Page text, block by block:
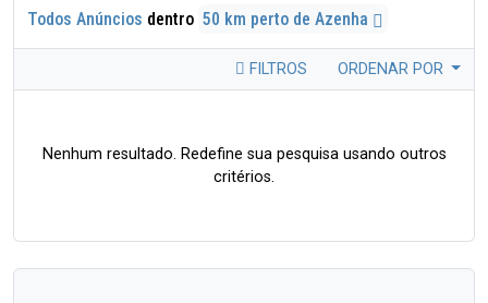
Todos Anúncios dentro 50 km perto de Azenha
FILTROS ORDENAR POR
Nenhum resultado. Redefine sua pesquisa usando outros
critérios.